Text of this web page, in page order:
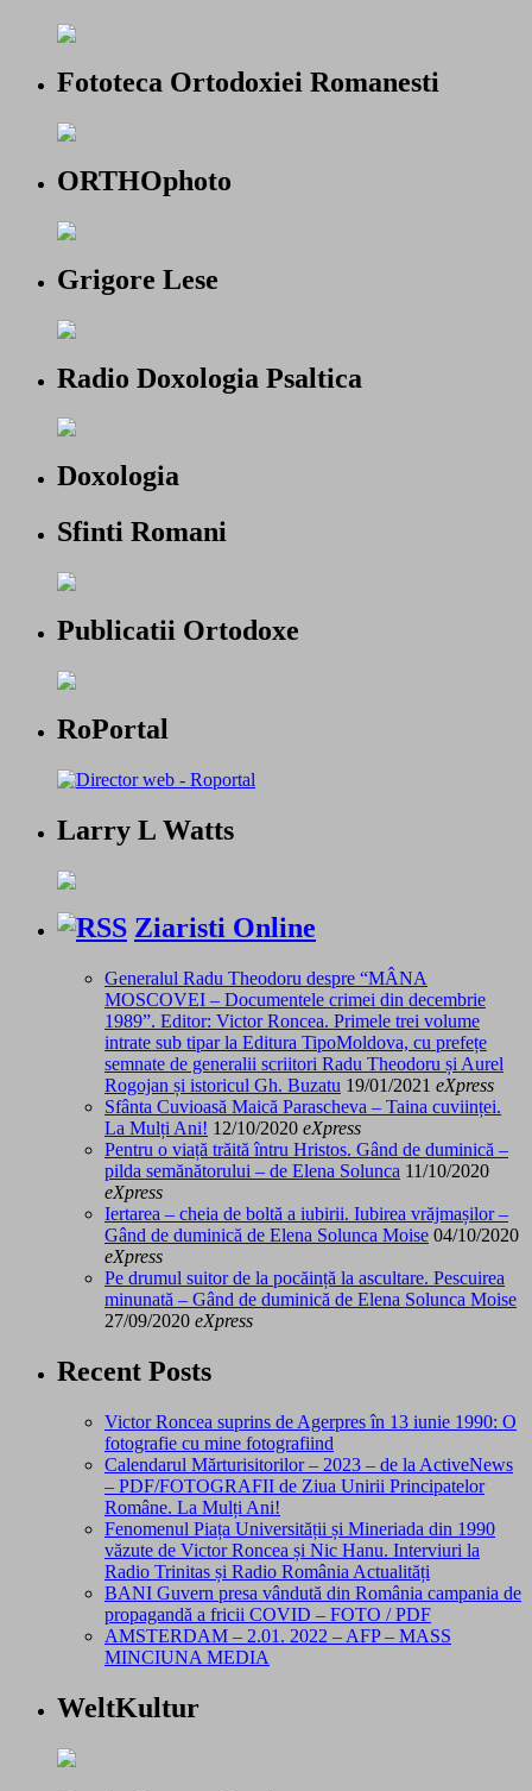
Fototeca Ortodoxiei Romanesti
ORTHOphoto
Grigore Lese
Radio Doxologia Psaltica
Doxologia
Sfinti Romani
Publicatii Ortodoxe
RoPortal
Larry L Watts
Ziaristi Online
Generalul Radu Theodoru despre “MÂNA
MOSCOVEI – Documentele crimei din decembrie
1989”. Editor: Victor Roncea. Primele trei volume
intrate sub tipar la Editura TipoMoldova, cu prefețe
semnate de generalii scriitori Radu Theodoru și Aurel
Rogojan și istoricul Gh. Buzatu 19/01/2021 eXpress
Sfânta Cuvioasă Maică Parascheva – Taina cuviinței.
La Mulți Ani! 12/10/2020 eXpress
Pentru o viață trăită întru Hristos. Gând de duminică –
pilda semănătorului – de Elena Solunca 11/10/2020
eXpress
Iertarea – cheia de boltă a iubirii. Iubirea vrăjmașilor –
Gând de duminică de Elena Solunca Moise 04/10/2020
eXpress
Pe drumul suitor de la pocăință la ascultare. Pescuirea
minunată – Gând de duminică de Elena Solunca Moise
27/09/2020 eXpress
Recent Posts
Victor Roncea suprins de Agerpres în 13 iunie 1990: O
fotografie cu mine fotografiind
Calendarul Mărturisitorilor – 2023 – de la ActiveNews
– PDF/FOTOGRAFII de Ziua Unirii Principatelor
Române. La Mulți Ani!
Fenomenul Piața Universității și Mineriada din 1990
văzute de Victor Roncea și Nic Hanu. Interviuri la
Radio Trinitas și Radio România Actualități
BANI Guvern presa vândută din România campania de
propagandă a fricii COVID – FOTO / PDF
AMSTERDAM – 2.01. 2022 – AFP – MASS
MINCIUNA MEDIA
WeltKultur